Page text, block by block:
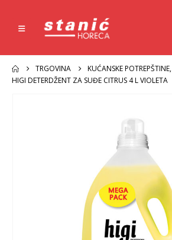
TRGOVINA KUĆANSKE POTREPŠTINE,
HIGI DETERDŽENT ZA SUĐE CITRUS 4 L VIOLETA